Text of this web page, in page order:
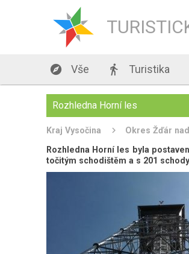
 Vše  Turistika
Rozhledna Horní les
Kraj Vysočina Okres Žďár
Rozhledna Horní les byla
točitým schodištěm a s 201